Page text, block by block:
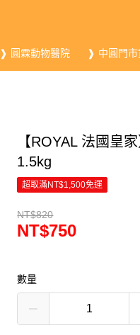
❱ 圓霖動物醫院 ❱ 中圓門市
【ROYAL 法國皇
1.5kg
超取滿NT$1,500免運
NT$820
NT$750
數量